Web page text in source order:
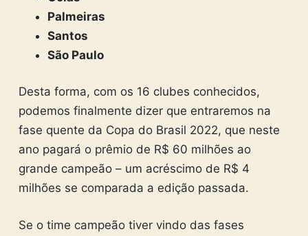
Palmeiras
Santos
São Paulo
Desta forma, com os 16 clubes conhecidos,
podemos finalmente dizer que entraremos na
fase quente da Copa do Brasil 2022, que neste
ano pagará o prêmio de R$ 60 milhões ao
grande campeão – um acréscimo de R$ 4
milhões se comparada a edição passada.
Se o time campeão tiver vindo das fases